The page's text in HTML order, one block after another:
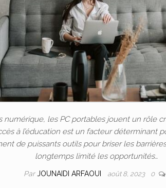
les PC portables jouent un rôle
à l’éducation est un facteur déterminant
de puissants outils pour briser les
longtemps limité les opportunités…
ParJOUNAIDI ARFAOUI août 8, 2023 0